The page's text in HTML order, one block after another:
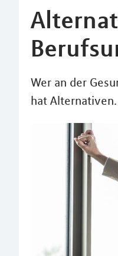
Wer an der
hat